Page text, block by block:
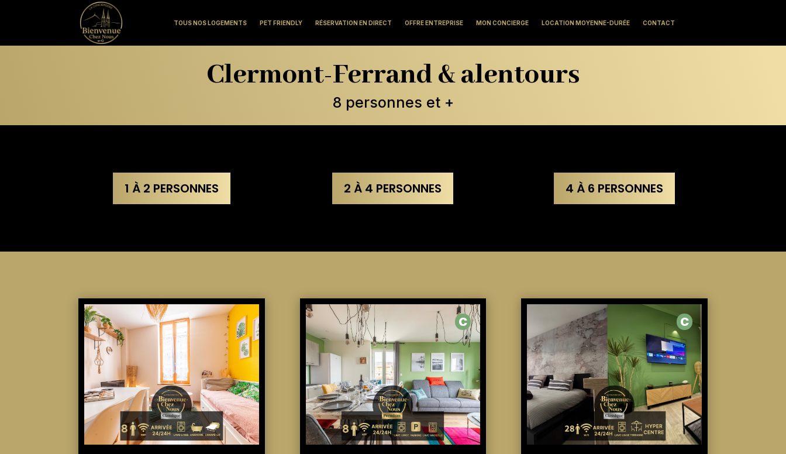
TOUS NOS LOGEMENTS PET FRIENDLY RÉSERVATION EN DIRECT OFFRE ENTREPRISE MON CONCIERGE LOCATION MOYENNE-DURÉE CONTACT
Clermont-Ferrand & alentours
8 personnes et +
1 À 2 PERSONNES 2 À 4 PERSONNES 4 À 6 PERSONNES
C C